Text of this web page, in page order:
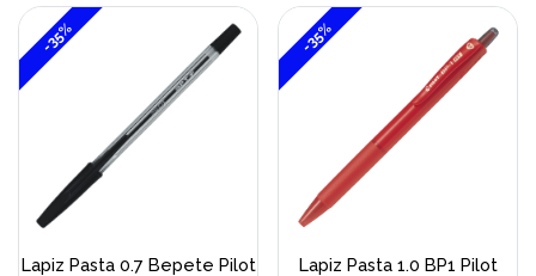
-35%
Lapiz Pasta 0.7 Bepete Pilot
-35%
Lapiz Pasta 1.0 BP1 Pilot